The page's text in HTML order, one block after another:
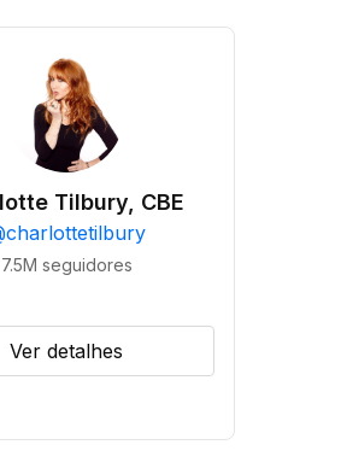
Tilbury, CBE
charlottetilbury
7.5M seguidores
Ver detalhes